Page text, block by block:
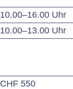
10.00–16.00 Uhr
10.00–13.00 Uhr
CHF 550